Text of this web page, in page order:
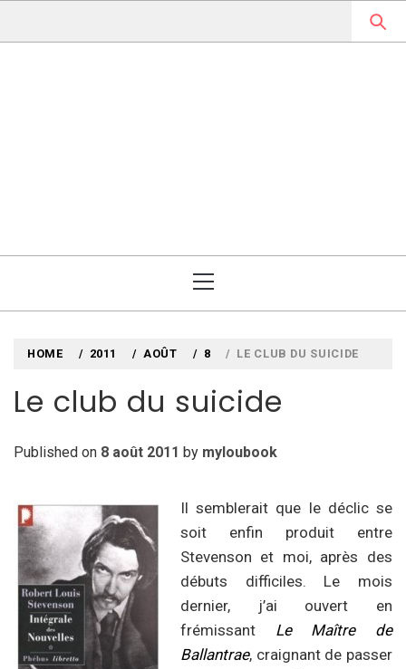
Menu
HOME 2011 AOÛT 8 LE CLUB DU SUICIDE
Le club du suicide
Published on 8 août 2011 by myloubook
Il semblerait que le déclic se
soit enfin produit entre
Stevenson et moi, après des
débuts difficiles. Le mois
dernier, j’ai ouvert en
frémissant Le Maître de
Ballantrae, craignant de passer